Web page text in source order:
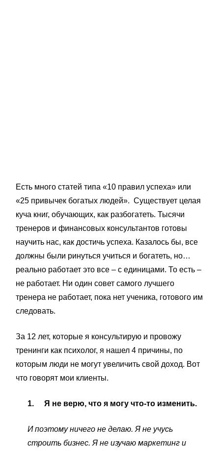
Есть много статей типа «10 правил успеха» или
«25 привычек богатых людей». Существует целая
куча книг, обучающих, как разбогатеть. Тысячи
тренеров и финансовых консультантов готовы
научить нас, как достичь успеха. Казалось бы, все
должны были ринуться учиться и богатеть, но…
реально работает это все – с единицами. То есть –
не работает. Ни один совет самого лучшего
тренера не работает, пока нет ученика, готового им
следовать.
За 12 лет, которые я консультирую и провожу
тренинги как психолог, я нашел 4 причины, по
которым люди не могут увеличить свой доход. Вот
что говорят мои клиенты.
1. Я не верю, что я могу что-то изменить.
И поэтому ничего не делаю. Я не учусь
строить бизнес. Я не изучаю маркетинг и